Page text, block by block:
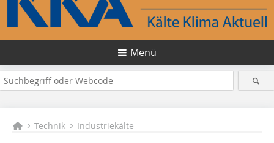
Menü
Technik Industriekälte